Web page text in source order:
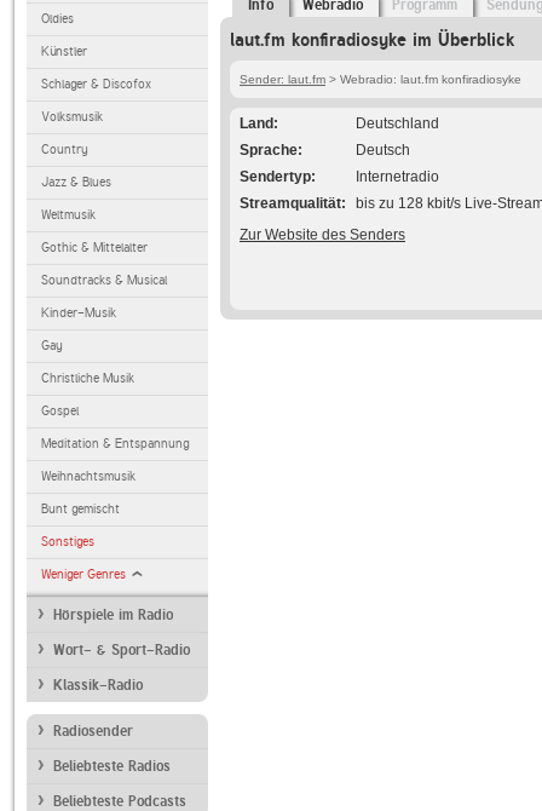
Oldies
Künstler
Schlager & Discofox
Volksmusik
Country
Jazz & Blues
Weltmusik
Gothic & Mittelalter
Soundtracks & Musical
Kinder-Musik
Gay
Christliche Musik
Gospel
Meditation & Entspannung
Weihnachtsmusik
Bunt gemischt
Sonstiges
Weniger Genres
Hörspiele im Radio
Wort- & Sport-Radio
Klassik-Radio
Radiosender
Beliebteste Radios
Beliebteste Podcasts
Info Webradio Programm
laut.fm konfiradiosyke im Überblick
Sender: laut.fm > Webradio: laut.fm konfiradiosyke
Land
Deutschland
Sprache
Deutsch
Sendertyp
Internetradio
Streamqualität
bis zu 128 kbit/s Live-
Zur Website des Senders